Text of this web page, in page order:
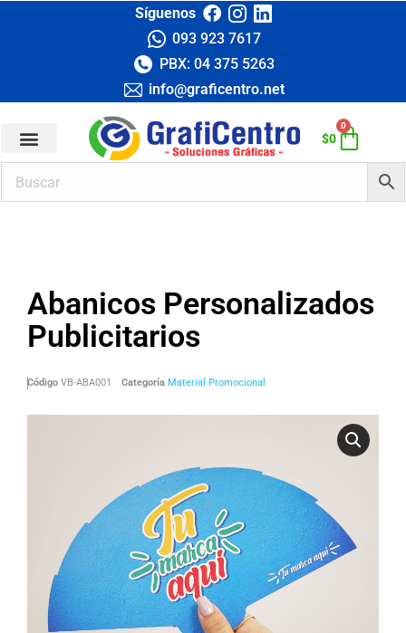
Síguenos
093 923 7617
PBX: 04 375 5263
info@graficentro.net
$0
0
Abanicos Personalizados
Publicitarios
Código VB-ABA001 Categoría Material Promocional